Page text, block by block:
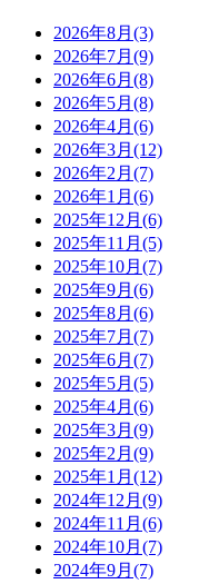
2026年8月(3)
2026年7月(9)
2026年6月(8)
2026年5月(8)
2026年4月(6)
2026年3月(12)
2026年2月(7)
2026年1月(6)
2025年12月(6)
2025年11月(5)
2025年10月(7)
2025年9月(6)
2025年8月(6)
2025年7月(7)
2025年6月(7)
2025年5月(5)
2025年4月(6)
2025年3月(9)
2025年2月(9)
2025年1月(12)
2024年12月(9)
2024年11月(6)
2024年10月(7)
2024年9月(7)